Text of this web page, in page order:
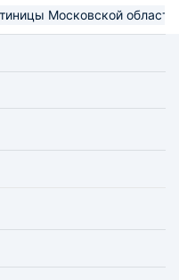
Московской области